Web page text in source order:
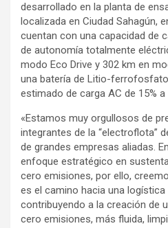
desarrollado en la planta de
localizada en Ciudad Sahagún,
cuentan con una capacidad de
de autonomía totalmente
modo Eco Drive y 302 km en
una batería de Litio-
estimado de carga AC de 15% a
«Estamos muy orgullosos de
integrantes de la “electroflota”
de grandes empresas aliadas.
enfoque estratégico en
cero emisiones, por ello,
es el camino hacia una
contribuyendo a la creación de
cero emisiones, más fluida,